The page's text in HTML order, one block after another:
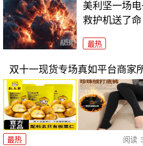
美利坚一场
救护机送了命
最热
双十一现货专场真如平台商家
最热 阅读